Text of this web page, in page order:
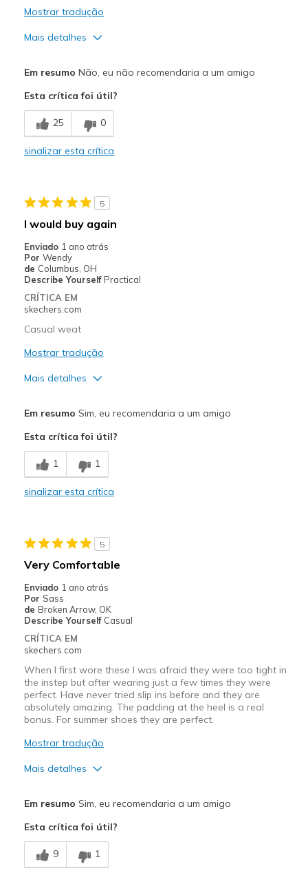
Mostrar tradução
Mais detalhes
View On Shoes
Shoes are for Wearing
Em resumo Não, eu não recomendaria a um amigo
Esta crítica foi útil?
25 0
sinalizar esta crítica
5
I would buy again
Enviado 1 ano atrás
Por Wendy
de Columbus, OH
Describe Yourself Practical
CRÍTICA EM
skechers.com
Casual weat
Mostrar tradução
Mais detalhes
Contras
Wear Out Quickly
Sizing
Feels true to size
View On Shoes
Em resumo Sim, eu recomendaria a um amigo
Esta crítica foi útil?
1 1
sinalizar esta crítica
5
Very Comfortable
Enviado 1 ano atrás
Por Sass
de Broken Arrow, OK
Describe Yourself Casual
CRÍTICA EM
skechers.com
When I first wore these I was afraid they were too tight in
the instep but after wearing just a few times they were
perfect. Have never tried slip ins before and they are
absolutely amazing. The padding at the heel is a real
bonus. For summer shoes they are perfect.
Mostrar tradução
Mais detalhes
Breathe Well
Comfortable
Em resumo Sim, eu recomendaria a um amigo
Esta crítica foi útil?
9 1